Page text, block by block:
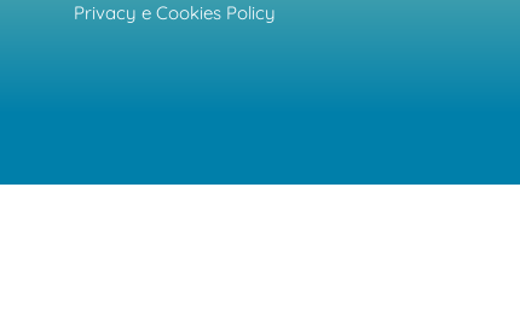
Privacy e Cookies Policy